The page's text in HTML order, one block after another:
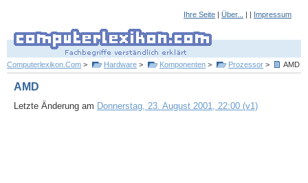
Ihre Seite | Über... | | Impressum
Computerlexikon.Com > Hardware > Komponenten > Prozessor > AMD
AMD
Letzte Änderung am Donnerstag, 23. August 2001, 22:00 (v1)